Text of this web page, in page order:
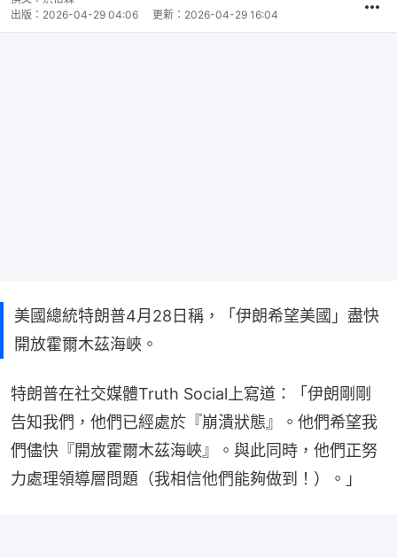
出版： 2026-04-29 04:06 更新： 2026-04-29 16:04
美國總統特朗普4月28日稱，「伊朗希望美國」盡快
開放霍爾木茲海峽。
特朗普在社交媒體Truth Social上寫道：「伊朗剛剛
告知我們，他們已經處於『崩潰狀態』。他們希望我
們儘快『開放霍爾木茲海峽』。與此同時，他們正努
力處理領導層問題（我相信他們能夠做到！）。」